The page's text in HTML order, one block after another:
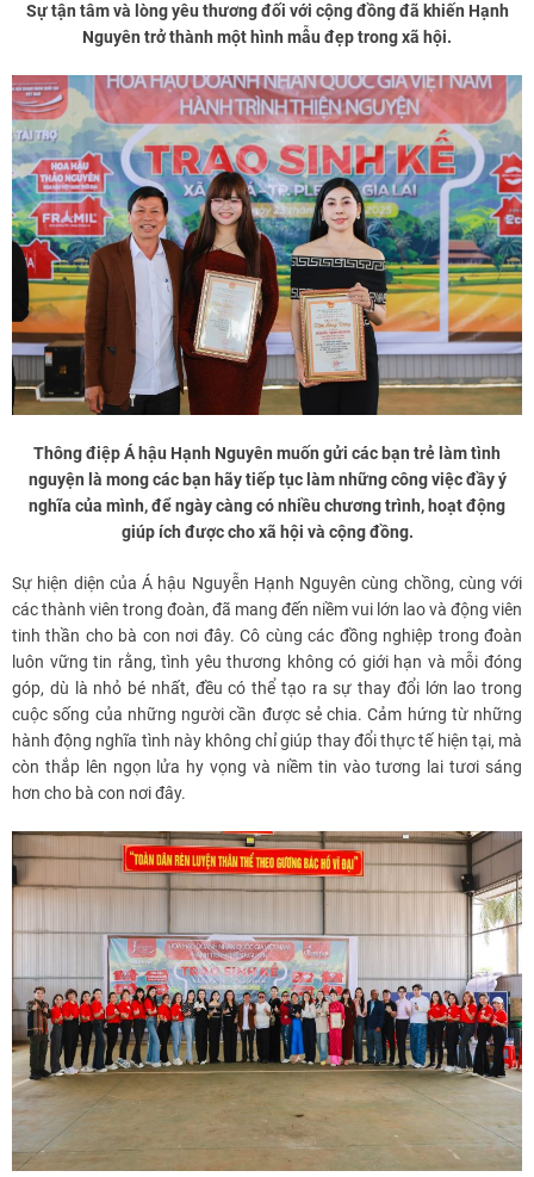
Sự tận tâm và lòng yêu thương đối với cộng đồng đã khiến Hạnh
Nguyên trở thành một hình mẫu đẹp trong xã hội.
Thông điệp Á hậu Hạnh Nguyên muốn gửi các bạn trẻ làm tình
nguyện là mong các bạn hãy tiếp tục làm những công việc đầy ý
nghĩa của mình, để ngày càng có nhiều chương trình, hoạt động
giúp ích được cho xã hội và cộng đồng.
Sự hiện diện của Á hậu Nguyễn Hạnh Nguyên cùng chồng, cùng với
các thành viên trong đoàn, đã mang đến niềm vui lớn lao và động viên
tinh thần cho bà con nơi đây. Cô cùng các đồng nghiệp trong đoàn
luôn vững tin rằng, tình yêu thương không có giới hạn và mỗi đóng
góp, dù là nhỏ bé nhất, đều có thể tạo ra sự thay đổi lớn lao trong
cuộc sống của những người cần được sẻ chia. Cảm hứng từ những
hành động nghĩa tình này không chỉ giúp thay đổi thực tế hiện tại, mà
còn thắp lên ngọn lửa hy vọng và niềm tin vào tương lai tươi sáng
hơn cho bà con nơi đây.